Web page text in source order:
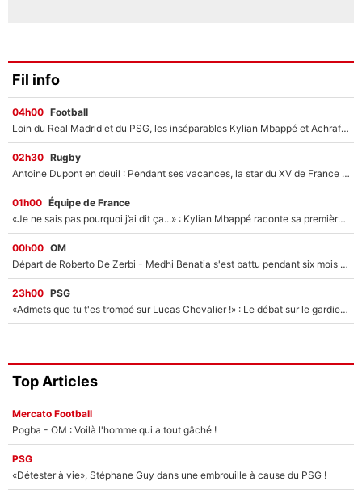
Fil info
04h00 Football
Loin du Real Madrid et du PSG, les inséparables Kylian Mbappé et Achraf Hakimi changent d'équipe le temps d'une journée !
02h30 Rugby
Antoine Dupont en deuil : Pendant ses vacances, la star du XV de France a perdu sa grand-mère
01h00 Équipe de France
«Je ne sais pas pourquoi j’ai dit ça...» : Kylian Mbappé raconte sa première rencontre avec Zinédine Zidane (et c’est très drôle)
00h00 OM
Départ de Roberto De Zerbi - Medhi Benatia s'est battu pendant six mois pour le retenir à l'OM, le PSG a été le naufrage de trop : «Je pars avec toi»
23h00 PSG
«Admets que tu t'es trompé sur Lucas Chevalier !» : Le débat sur le gardien du PSG vire au clash à l'After Foot
Top Articles
Mercato Football
Pogba - OM : Voilà l'homme qui a tout gâché !
PSG
«Détester à vie», Stéphane Guy dans une embrouille à cause du PSG !